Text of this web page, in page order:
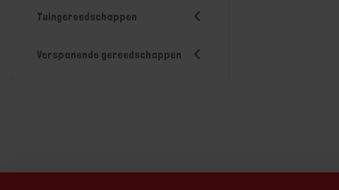
Tuingereedschappen
Verspanende gereedschappen